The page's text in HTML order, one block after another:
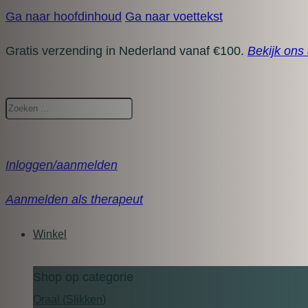
Ga naar hoofdinhoud Ga naar voettekst
Gratis verzending in Nederland vanaf €100. Bekijk ons
Zoeken
Inloggen/aanmelden
Aanmelden als therapeut
Winkel
Shop op categorie
Oraal (Slikken)